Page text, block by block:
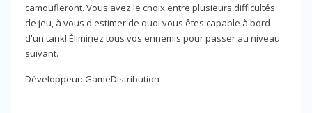
camoufleront. Vous avez le choix entre plusieurs difficultés
de jeu, à vous d'estimer de quoi vous êtes capable à bord
d'un tank! Éliminez tous vos ennemis pour passer au niveau
suivant.
Développeur: GameDistribution